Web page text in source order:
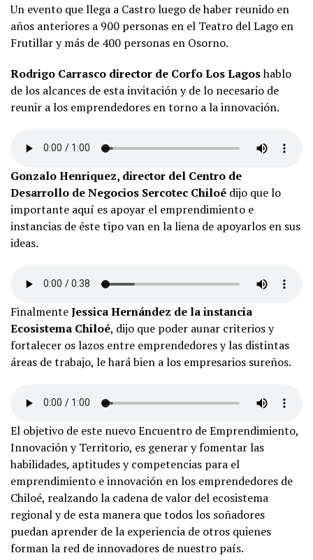
Un evento que llega a Castro luego de haber reunido en
años anteriores a 900 personas en el Teatro del Lago en
Frutillar y más de 400 personas en Osorno.
Rodrigo Carrasco director de Corfo Los Lagoshablo
de los alcances de esta invitación y de lo necesario de
reunir a los emprendedores en torno a la innovación.
Gonzalo Henriquez, director del Centro de
Desarrollo de Negocios Sercotec Chiloé dijo que lo
importante aquí es apoyar el emprendimiento e
instancias de éste tipo van en la liena de apoyarlos en sus
ideas.
FinalmenteJessica Hernández de la instancia
Ecosistema Chiloé, dijo que poder aunar criterios y
fortalecer os lazos entre emprendedores y las distintas
áreas de trabajo, le hará bien a los empresarios sureños.
El objetivo de este nuevo Encuentro de Emprendimiento,
Innovación y Territorio, es generar y fomentar las
habilidades, aptitudes y competencias para el
emprendimiento e innovación en los emprendedores de
Chiloé, realzando la cadena de valor del ecosistema
regional y de esta manera que todos los soñadores
puedan aprender de la experiencia de otros quienes
forman la red de innovadores de nuestro país.